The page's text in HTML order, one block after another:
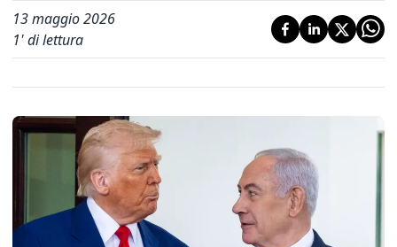
13 maggio 2026
1' di lettura